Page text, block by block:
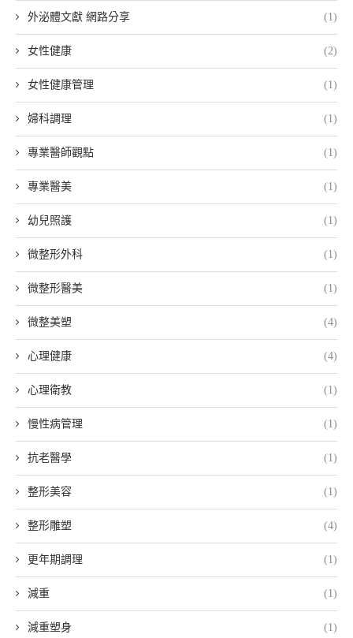
外泌體文獻 網路分享 (1)
女性健康 (2)
女性健康管理 (1)
婦科調理 (1)
專業醫師觀點 (1)
專業醫美 (1)
幼兒照護 (1)
微整形外科 (1)
微整形醫美 (1)
微整美塑 (4)
心理健康 (4)
心理衛教 (1)
慢性病管理 (1)
抗老醫學 (1)
整形美容 (1)
整形雕塑 (4)
更年期調理 (1)
減重 (1)
減重塑身 (1)